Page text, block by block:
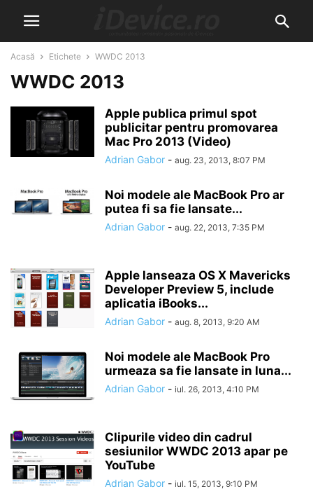
Acasă Etichete WWDC 2013
WWDC 2013
Apple publica primul spot
publicitar pentru promovarea
Mac Pro 2013 (Video)
Adrian Gabor - aug. 23, 2013, 8:07 PM
Noi modele ale MacBook Pro ar
putea fi sa fie lansate...
Adrian Gabor - aug. 22, 2013, 7:35 PM
Apple lanseaza OS X Mavericks
Developer Preview 5, include
aplicatia iBooks...
Adrian Gabor - aug. 8, 2013, 9:20 AM
Noi modele ale MacBook Pro
urmeaza sa fie lansate in luna...
Adrian Gabor - iul. 26, 2013, 4:10 PM
Clipurile video din cadrul
sesiunilor WWDC 2013 apar pe
YouTube
Adrian Gabor - iul. 15, 2013, 9:10 PM